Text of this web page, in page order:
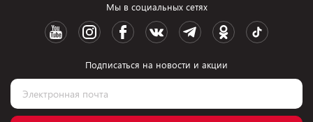
Мы в социальных сетях
Подписаться на новости и акции